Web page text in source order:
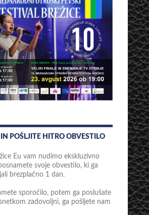
POŠLJITE HITRO OBVESTILO
Eu vam nudimo ekskluzivno
svoje obvestilo, ki ga
brezplačno 1 dan.
sporočilo, potem ga poslušate
zadovoljni, ga pošljete nam